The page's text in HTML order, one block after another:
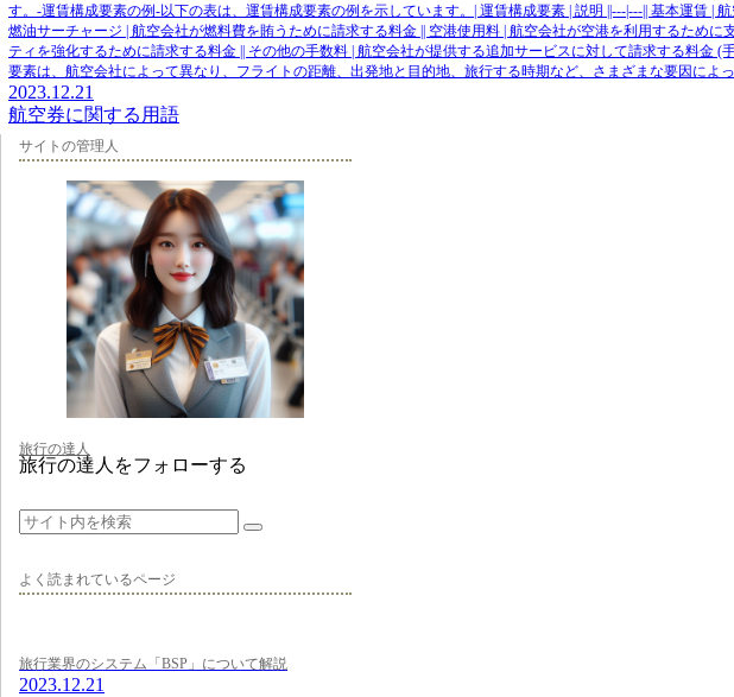
す。-運賃構成要素の例-以下の表は、運賃構成要素の例を示しています。| 運賃構成要素 | 説明 ||---|---|| 基本運賃 |
燃油サーチャージ | 航空会社が燃料費を賄うために請求する料金 || 空港使用料 | 航空会社が空港を利用するために
ティを強化するために請求する料金 || その他の手数料 | 航空会社が提供する追加サービスに対して請求する料金
要素は、航空会社によって異なり、フライトの距離、出発地と目的地、旅行する時期など、さまざまな要因によっ
2023.12.21
航空券に関する用語
サイトの管理人
旅行の達人
旅行の達人をフォローする
よく読まれているページ
旅行業界のシステム「BSP」について解説
2023.12.21